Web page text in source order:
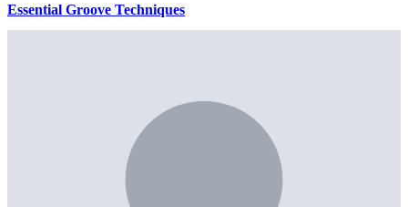
Essential Groove Techniques